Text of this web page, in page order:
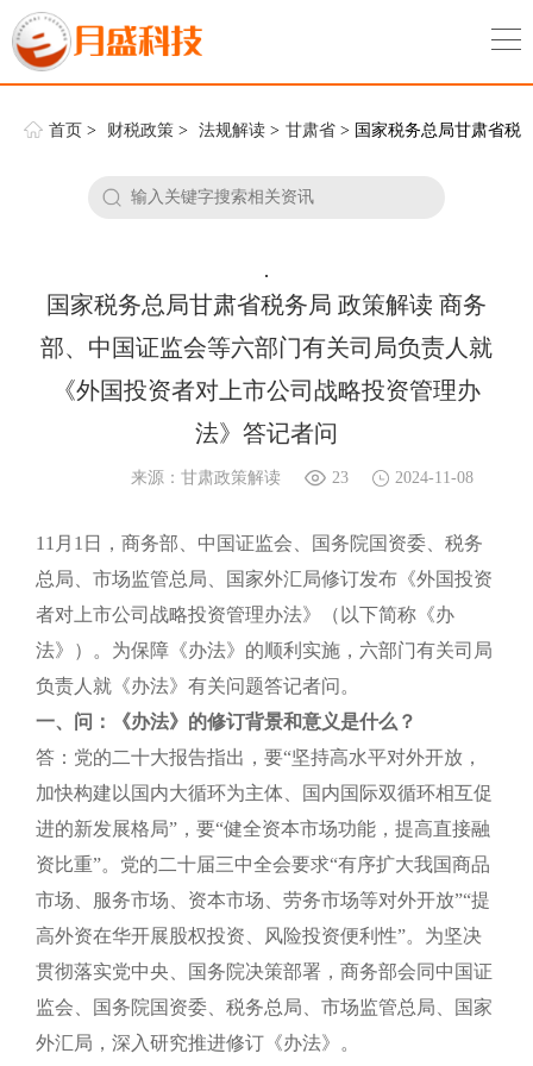
首页 > 财税政策 > 法规解读 > 甘肃省 > 国家税务总局甘肃省税
.
国家税务总局甘肃省税务局 政策解读 商务
部、中国证监会等六部门有关司局负责人就
《外国投资者对上市公司战略投资管理办
法》答记者问
2024-11-08
23
来源：甘肃政策解读
11月1日，商务部、中国证监会、国务院国资委、税务
总局、市场监管总局、国家外汇局修订发布《外国投资
者对上市公司战略投资管理办法》（以下简称《办
法》）。为保障《办法》的顺利实施，六部门有关司局
负责人就《办法》有关问题答记者问。
一、问：《办法》的修订背景和意义是什么？
答：党的二十大报告指出，要“坚持高水平对外开放，
加快构建以国内大循环为主体、国内国际双循环相互促
进的新发展格局”，要“健全资本市场功能，提高直接融
资比重”。党的二十届三中全会要求“有序扩大我国商品
市场、服务市场、资本市场、劳务市场等对外开放”“提
高外资在华开展股权投资、风险投资便利性”。为坚决
贯彻落实党中央、国务院决策部署，商务部会同中国证
监会、国务院国资委、税务总局、市场监管总局、国家
外汇局，深入研究推进修订《办法》。